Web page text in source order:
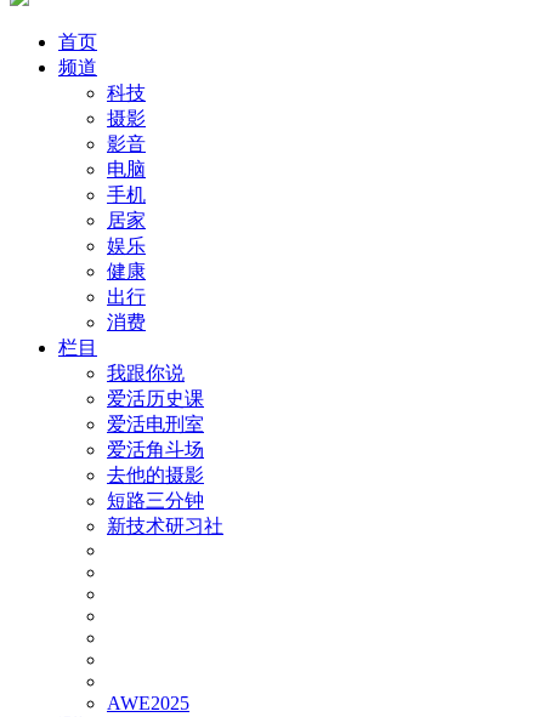
首页
频道
科技
摄影
影音
电脑
手机
居家
娱乐
健康
出行
消费
栏目
我跟你说
爱活历史课
爱活电刑室
爱活角斗场
去他的摄影
短路三分钟
新技术研习社
AWE2025